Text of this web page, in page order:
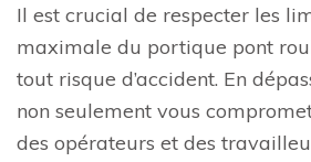
Il est crucial de respecter les
maximale du portique pont
tout risque d’accident. En
non seulement vous
des opérateurs et des